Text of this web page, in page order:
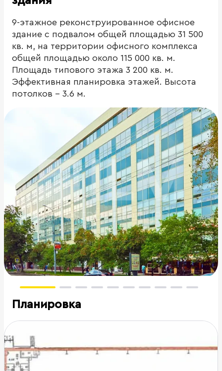
9-этажное реконструированное офисное
здание с подвалом общей площадью 31 500
кв. м, на территории офисного комплекса
общей площадью около 115 000 кв. м.
Площадь типового этажа 3 200 кв. м.
Эффективная планировка этажей. Высота
потолков - 3.6 м.
Планировка